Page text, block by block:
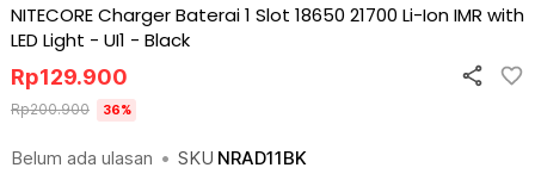
NITECORE Charger Baterai 1 Slot 18650 21700 Li-Ion IMR with
LED Light - UI1 - Black
Belum ada ulasan • SKU NRAD11BK
Rp129.900
Rp200.900 36%